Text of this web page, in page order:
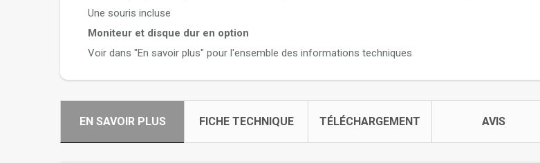
Une souris incluse
Moniteur et disque dur en option
Voir dans "En savoir plus" pour l'ensemble des informations techniques
EN SAVOIR PLUS FICHE TECHNIQUE TÉLÉCHARGEMENT AVIS